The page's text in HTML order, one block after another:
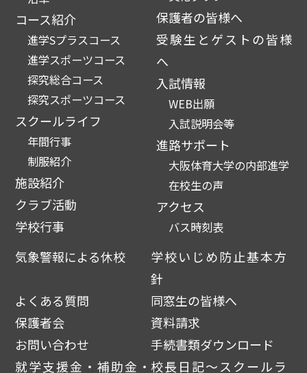
コース紹介
進学Sプラスコース
進学スポーツコース
探究総合コース
探究スポーツコース
スクールライフ
年間行事
制服紹介
施設紹介
クラブ活動
学校行事
保護者の皆様へ
受験生とゲストの皆様
へ
入試情報
WEB出願
入試説明会等
進路サポート
大阪体育大学の内部進学
在校生の声
アクセス
バス時刻表
気象警報による休校
学校いじめ防止基本方
針
よくある質問
同窓生の皆様へ
保護者会
資料請求
お問い合わせ
手続書類ダウンロード
就学支援金・補助金・ 校長日記～スクールラ